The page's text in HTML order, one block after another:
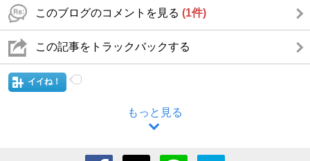
このブログのコメントを見る (1件)
この記事をトラックバックする
イイね！
もっと見る